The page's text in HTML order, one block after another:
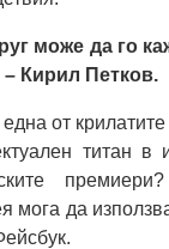
може да го
– Кирил Петков.
от
титан в
премиери?
мога да